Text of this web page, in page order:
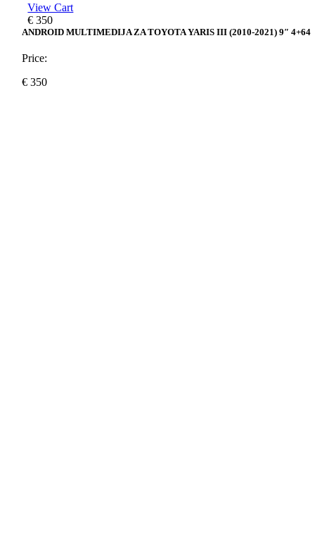
View Cart
€ 350
ANDROID MULTIMEDIJA ZA TOYOTA YARIS III (2010-2021) 9″ 4+64
Price:
€ 350